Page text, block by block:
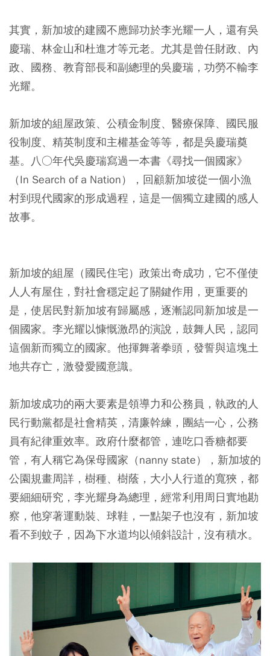
其實，新加坡的建國不應歸功於李光耀一人，還有吳
慶瑞、林金山和杜進才等元老。尤其是曾任財政、內
政、國務、教育部長和副總理的吳慶瑞，功勞不輸李
光耀。
新加坡的組屋政策、公積金制度、醫療保障、國民服
役制度、精英制度和主權基金等等，都是吳慶瑞奠
基。八○年代吳慶瑞寫過一本書《尋找一個國家》
（In Search of a Nation），回顧新加坡從一個小漁
村到現代國家的形成過程，這是一個獨立建國的感人
故事。
新加坡的組屋（國民住宅）政策出奇成功，它不僅使
人人有屋住，對社會穩定起了關鍵作用，更重要的
是，使居民對新加坡有歸屬感，逐漸認同新加坡是一
個國家。李光耀以慷慨激昂的演說，鼓舞人民，認同
這個新而獨立的國家。他揮舞著拳頭，發誓與這塊土
地共存亡，激發愛國意識。
新加坡成功的兩大要素是領導力和公務員，執政的人
民行動黨都是社會精英，清廉幹練，團結一心，公務
員有紀律重效率。政府什麼都管，連吃口香糖都要
管，有人稱它為保母國家（nanny state），新加坡的
公園規畫周詳，樹種、樹蔭，大小人行道的寬狹，都
要細細研究，李光耀身為總理，經常利用周日實地勘
察，他穿著運動裝、球鞋，一點架子也沒有，新加坡
看不到蚊子，因為下水道均以傾斜設計，沒有積水。